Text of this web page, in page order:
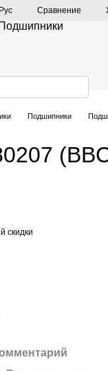
Рус Сравнение
Подшипники
Подшипники
скидки